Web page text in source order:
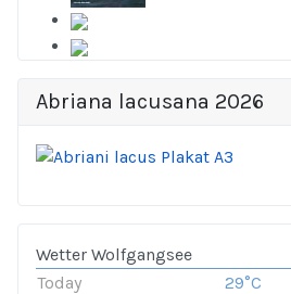
Abriana lacusana 2026
Wetter Wolfgangsee
Today
29°C